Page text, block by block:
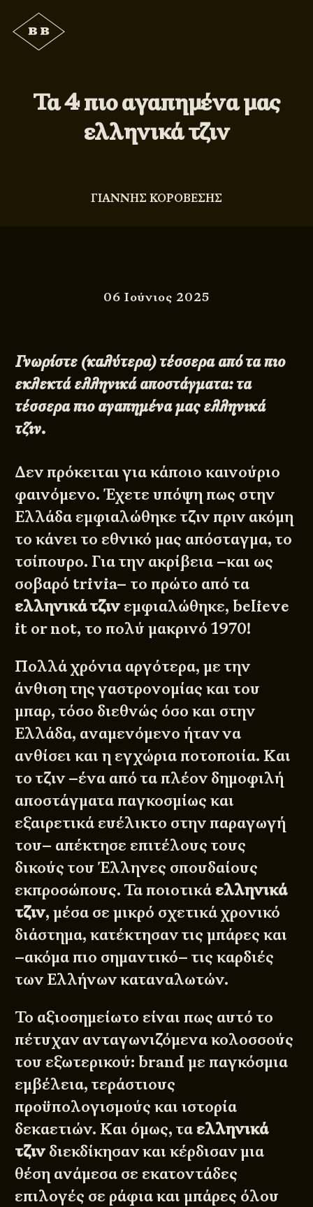
Τα 4 πιο αγαπημένα μας
ελληνικά τζιν
ΓΙΑΝΝΗΣ ΚΟΡΟΒΕΣΗΣ
06 Ιούνιος 2025
Γνωρίστε (καλύτερα) τέσσερα από τα πιο
εκλεκτά ελληνικά αποστάγματα: τα
τέσσερα πιο αγαπημένα μας ελληνικά
τζιν.
Δεν πρόκειται για κάποιο καινούριο
φαινόμενο. Έχετε υπόψη πως στην
Ελλάδα εμφιαλώθηκε τζιν πριν ακόμη
το κάνει το εθνικό μας απόσταγμα, το
τσίπουρο. Για την ακρίβεια –και ως
σοβαρό trivia– το πρώτο από τα
ελληνικά τζιν εμφιαλώθηκε, believe
it or not, το πολύ μακρινό 1970!
Πολλά χρόνια αργότερα, με την
άνθιση της γαστρονομίας και του
μπαρ, τόσο διεθνώς όσο και στην
Ελλάδα, αναμενόμενο ήταν να
ανθίσει και η εγχώρια ποτοποιία. Και
το τζιν –ένα από τα πλέον δημοφιλή
αποστάγματα παγκοσμίως και
εξαιρετικά ευέλικτο στην παραγωγή
του– απέκτησε επιτέλους τους
δικούς του Έλληνες σπουδαίους
εκπροσώπους. Τα ποιοτικά ελληνικά
τζιν, μέσα σε μικρό σχετικά χρονικό
διάστημα, κατέκτησαν τις μπάρες και
–ακόμα πιο σημαντικό– τις καρδιές
των Ελλήνων καταναλωτών.
Το αξιοσημείωτο είναι πως αυτό το
πέτυχαν ανταγωνιζόμενα κολοσσούς
του εξωτερικού: brand με παγκόσμια
εμβέλεια, τεράστιους
προϋπολογισμούς και ιστορία
δεκαετιών. Και όμως, τα ελληνικά
τζιν διεκδίκησαν και κέρδισαν μια
θέση ανάμεσα σε εκατοντάδες
επιλογές σε ράφια και μπάρες όλου